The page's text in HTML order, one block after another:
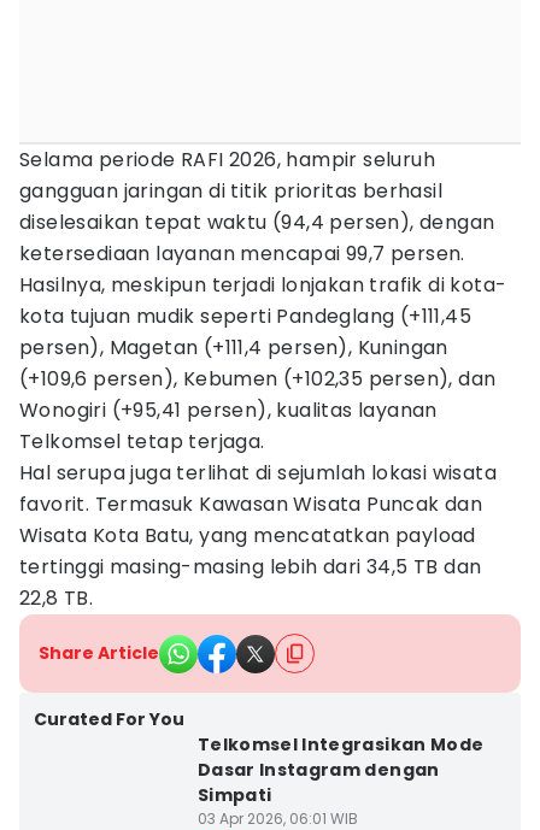
Selama periode RAFI 2026, hampir seluruh
gangguan jaringan di titik prioritas berhasil
diselesaikan tepat waktu (94,4 persen), dengan
ketersediaan layanan mencapai 99,7 persen.
Hasilnya, meskipun terjadi lonjakan trafik di kota-
kota tujuan mudik seperti Pandeglang (+111,45
persen), Magetan (+111,4 persen), Kuningan
(+109,6 persen), Kebumen (+102,35 persen), dan
Wonogiri (+95,41 persen), kualitas layanan
Telkomsel tetap terjaga.
Hal serupa juga terlihat di sejumlah lokasi wisata
favorit. Termasuk Kawasan Wisata Puncak dan
Wisata Kota Batu, yang mencatatkan payload
tertinggi masing-masing lebih dari 34,5 TB dan
22,8 TB.
Share Article
Curated For You
Telkomsel Integrasikan Mode
Dasar Instagram dengan
Simpati
03 Apr 2026, 06:01 WIB